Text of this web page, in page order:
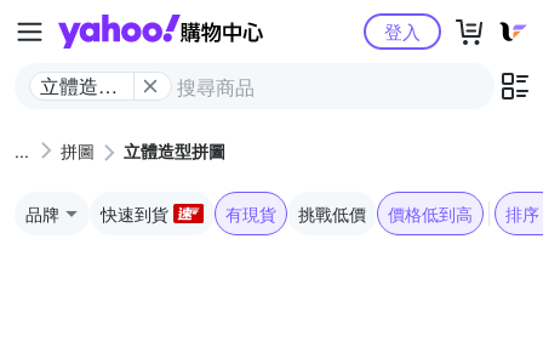
Yahoo購物中心
立體造型
登入
拼圖 立體造型拼圖
品牌 快速到貨 有現貨 挑戰低價 價格低到高 排序